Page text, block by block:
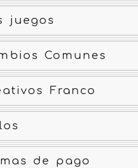
juegos
Comunes
Franco
de pago